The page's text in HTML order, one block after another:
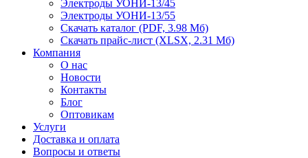
Электроды УОНИ-13/45
Электроды УОНИ-13/55
Скачать каталог (PDF, 3.98 Мб)
Скачать прайс-лист (XLSX, 2.31 Мб)
Компания
О нас
Новости
Контакты
Блог
Оптовикам
Услуги
Доставка и оплата
Вопросы и ответы